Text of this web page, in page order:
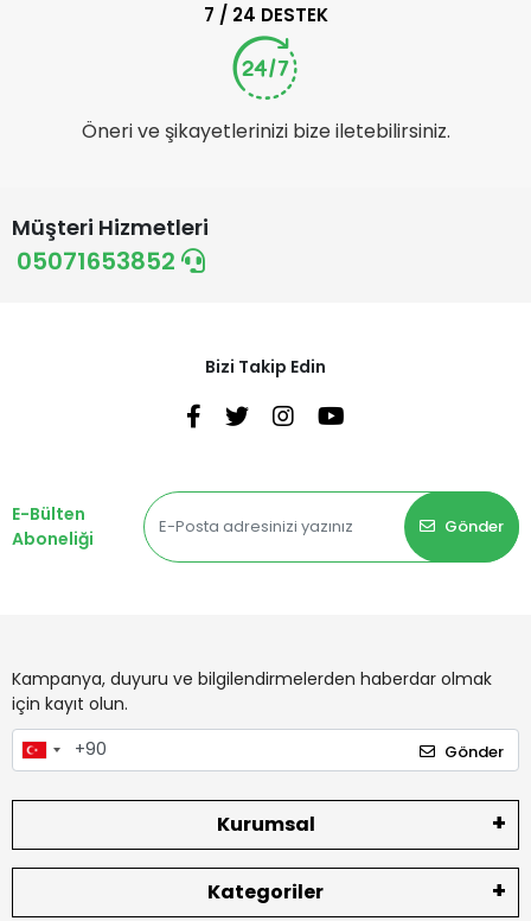
7 / 24 DESTEK
Öneri ve şikayetlerinizi bize iletebilirsiniz.
Müşteri Hizmetleri
05071653852
Bizi Takip Edin
E-Bülten
Aboneliği
Gönder
Kampanya, duyuru ve bilgilendirmelerden haberdar olmak
için kayıt olun.
Gönder
Kurumsal
Kategoriler